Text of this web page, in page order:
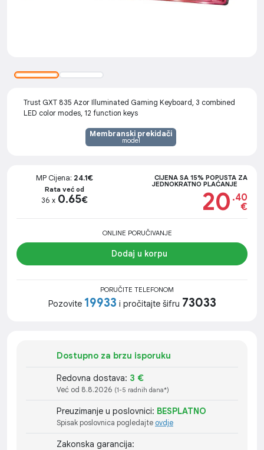
Trust GXT 835 Azor Illuminated Gaming Keyboard, 3 combined
LED color modes, 12 function keys
Membranski prekidači
model
MP Cijena: 24.1€
Rata već od
36 x 0.65€
CIJENA SA 15% POPUSTA ZA
JEDNOKRATNO PLAĆANJE
20 .40
€
ONLINE PORUČIVANJE
Dodaj u korpu
PORUČITE TELEFONOM
Pozovite 19933 i pročitajte šifru 73033
Dostupno za brzu isporuku
Redovna dostava: 3 €
Već od 8.8.2026 (1-5 radnih dana*)
Preuzimanje u poslovnici: BESPLATNO
Spisak poslovnica pogledajte ovdje
Zakonska garancija: